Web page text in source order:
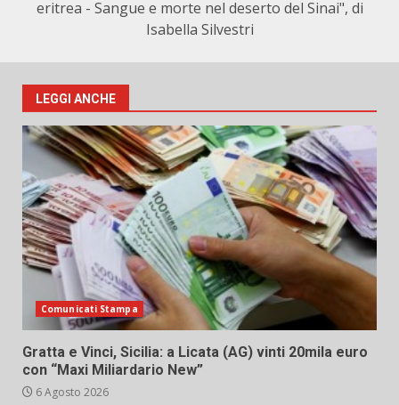
eritrea - Sangue e morte nel deserto del Sinai", di
Isabella Silvestri
LEGGI ANCHE
Comunicati Stampa
Gratta e Vinci, Sicilia: a Licata (AG) vinti 20mila euro
con “Maxi Miliardario New”
6 Agosto 2026